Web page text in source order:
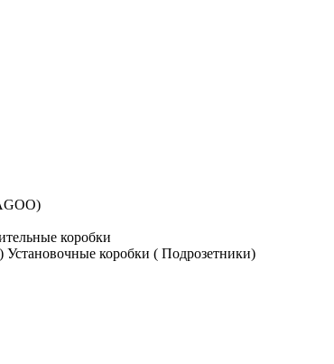
коробки
Установочные коробки ( Подрозетники)